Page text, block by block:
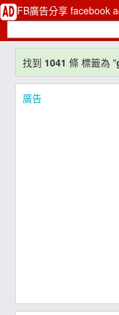
FB廣告分享 facebook
找到 1041條 標籤為 "
廣告